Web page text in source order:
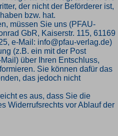
der nicht der Beförderer ist,
bzw. hat.
müssen Sie uns (PFAU-
GbR, Kaiserstr. 115, 61169
e-Mail: info@pfau-verlag.de)
(z.B. ein mit der Post
über Ihren Entschluss,
Sie können dafür das
das jedoch nicht
es aus, dass Sie die
Widerrufsrechts vor Ablauf der